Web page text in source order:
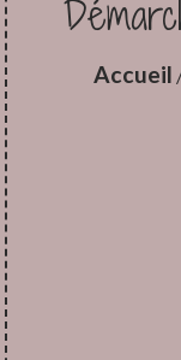
Accueil